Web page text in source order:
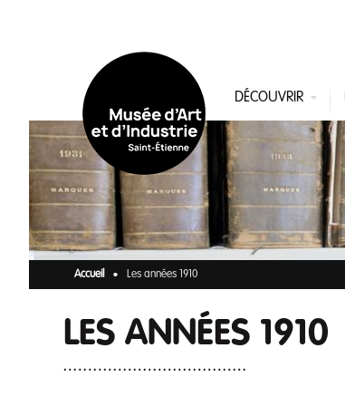
DÉCOUVRIR
Accueil Les années 1910
LES ANNÉES 1910